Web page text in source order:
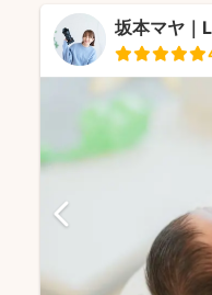
坂本マヤ｜